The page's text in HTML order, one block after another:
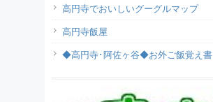
高円寺でおいしいグーグルマップ
高円寺飯屋
◆高円寺･阿佐ヶ谷◆お外ご飯覚え書